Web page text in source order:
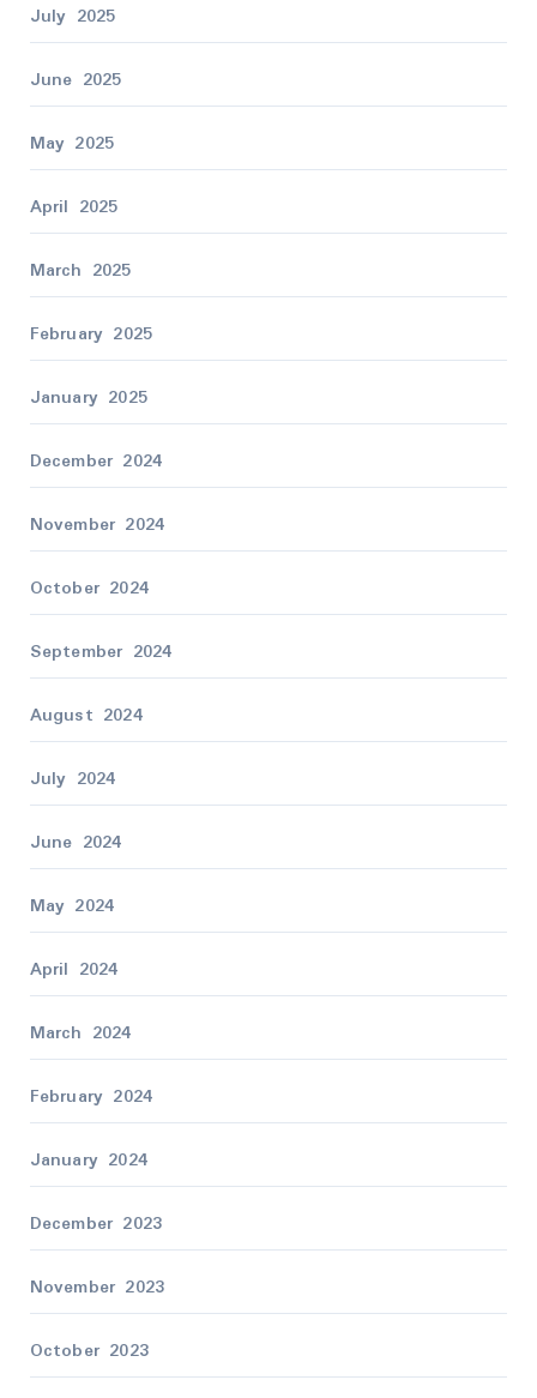
July 2025
June 2025
May 2025
April 2025
March 2025
February 2025
January 2025
December 2024
November 2024
October 2024
September 2024
August 2024
July 2024
June 2024
May 2024
April 2024
March 2024
February 2024
January 2024
December 2023
November 2023
October 2023